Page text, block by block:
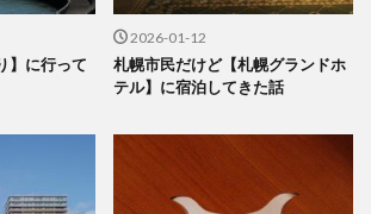
】に行って
2026-01-12
札幌市民だけど【札幌グランドホ
テル】に宿泊してきた話